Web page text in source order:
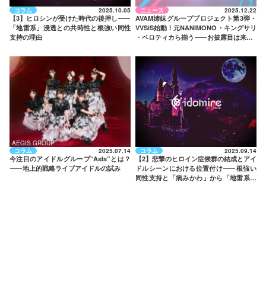
コラム 2025.10.05
【3】ヒロシンが受けた時代の後押し——
「地雷系」浸透との共時性と根強い同性
支持の理由
ニュース 2025.12.22
AVAM姉妹グループプロジェクト第3弾・
VVSiS始動！元NANIMONO・キングサリ
・ベロティカら揃う ——お披露目は来年1
AEGIS GROUP
コラム
2025.07.14
今注目のアイドルグループ“AsIs”とは？
——地上的戦略ライブアイドルの試み
コラム 2025.09.14
【2】悲撃のヒロイン症候群の結成とアイ
ドルシーンにおける位置付け——根強い
同性支持と「病みかわ」から「地雷系」